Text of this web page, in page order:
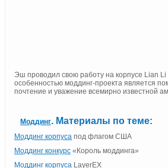
Эш проводил свою работу на корпусе Lian
особенностью моддинг-проекта является
почтение и уважение всемирно известной
Моддинг. Материалы по теме:
Моддинг корпуса под флагом США
Моддинг конкурс «Король моддинга»
Моддинг корпуса LayerEX